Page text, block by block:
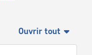
Ouvrir tout